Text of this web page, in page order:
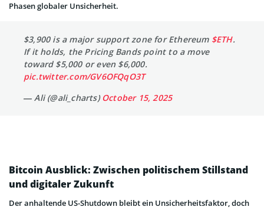
Phasen globaler Unsicherheit.
$3,900 is a major support zone for Ethereum $ETH.
If it holds, the Pricing Bands point to a move
toward $5,000 or even $6,000.
pic.twitter.com/GV6OFQqO3T
— Ali (@ali_charts)October 15, 2025
Bitcoin Ausblick: Zwischen politischem Stillstand
und digitaler Zukunft
Der anhaltende US-Shutdown bleibt ein Unsicherheitsfaktor, doch